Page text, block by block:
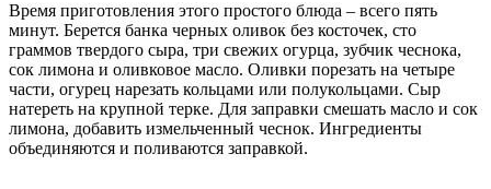
Время приготовления этого простого блюда – всего пять
минут. Берется банка черных оливок без косточек, сто
граммов твердого сыра, три свежих огурца, зубчик чеснока,
сок лимона и оливковое масло. Оливки порезать на четыре
части, огурец нарезать кольцами или полукольцами. Сыр
натереть на крупной терке. Для заправки смешать масло и сок
лимона, добавить измельченный чеснок. Ингредиенты
объединяются и поливаются заправкой.